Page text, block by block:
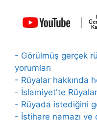
- Görülmüş gerçek
yorumları
- Rüyalar hakkında
- İslamiyet'te Rüyalar
- Rüyada istediğini
- İstihare namazı ve